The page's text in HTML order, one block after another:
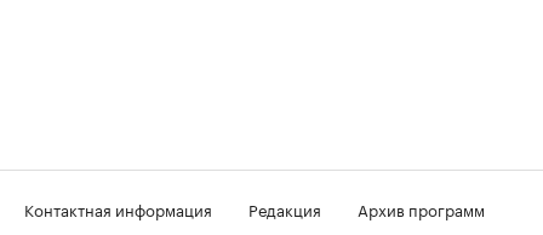
Контактная информация Редакция
Архив программ